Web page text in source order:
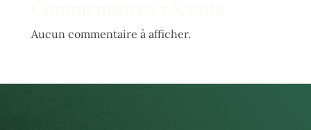
Aucun commentaire à afficher.